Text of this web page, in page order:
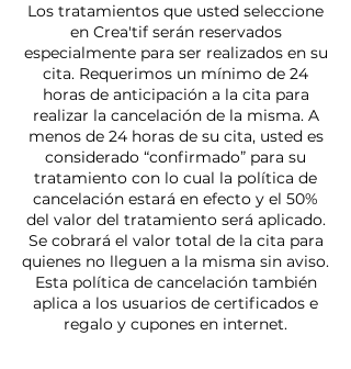
Los tratamientos que usted seleccione
en Crea'tif serán reservados
especialmente para ser realizados en su
cita. Requerimos un mínimo de 24
horas de anticipación a la cita para
realizar la cancelación de la misma. A
menos de 24 horas de su cita, usted es
considerado “confirmado” para su
tratamiento con lo cual la política de
cancelación estará en efecto y el 50%
del valor del tratamiento será aplicado.
Se cobrará el valor total de la cita para
quienes no lleguen a la misma sin aviso.
Esta política de cancelación también
aplica a los usuarios de certificados e
regalo y cupones en internet.